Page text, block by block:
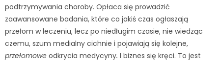
podtrzymywania choroby. Opłaca się prowadzić
zaawansowane badania, które co jakiś czas ogłaszają
przełom w leczeniu, lecz po niedługim czasie, nie wiedząc
czemu, szum medialny cichnie i pojawiają się kolejne,
przełomowe odkrycia medycyny. I biznes się kręci. To jest